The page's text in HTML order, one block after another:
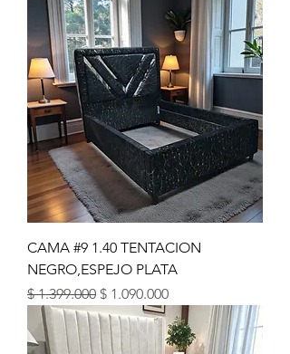
CAMA #9 1.40 TENTACION
NEGRO,ESPEJO PLATA
Precio
$ 1.399.000 Precio de oferta
$ 1.090.000